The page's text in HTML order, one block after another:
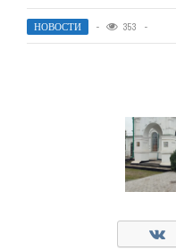
НОВОСТИ 353